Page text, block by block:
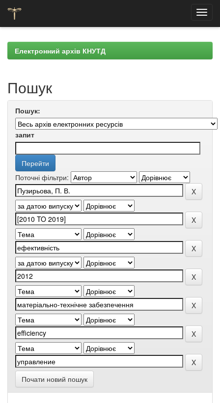
navigationЕлектронний архів КНУТД
Пошук
Пошук:
запит
Поточні фільтри:
Почати новий пошук